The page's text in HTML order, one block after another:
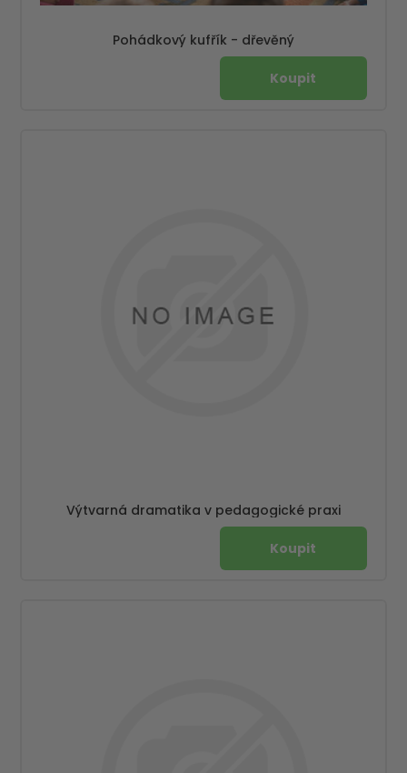
Pohádkový kufřík - dřevěný
Výtvarná dramatika v pedagogické praxi